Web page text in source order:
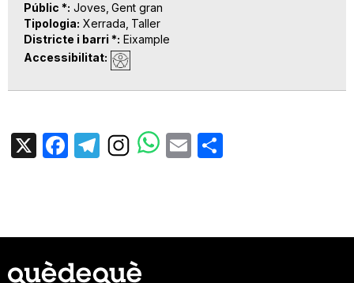
Públic * Joves Gent gran
Tipologia Xerrada Taller
Districte i barri * Eixample
Accessibilitat
X Facebook
TelegramEmail